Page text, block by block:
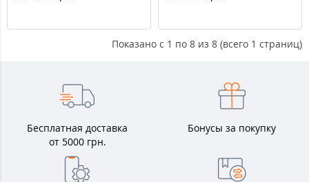
Показано с 1 по 8 из 8 (всего 1 страниц)
Бесплатная доставка
от 5000 грн.
Бонусы за покупку